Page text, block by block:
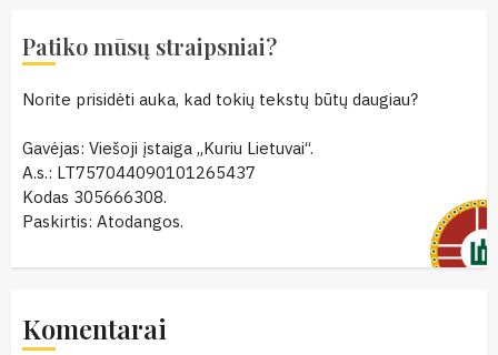
Patiko mūsų straipsniai?
Norite prisidėti auka, kad tokių tekstų būtų daugiau?
Gavėjas: Viešoji įstaiga „Kuriu Lietuvai“.
A.s.: LT757044090101265437
Kodas 305666308.
Paskirtis: Atodangos.
Komentarai